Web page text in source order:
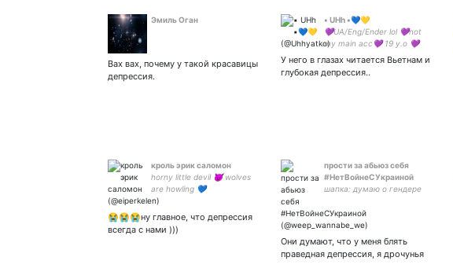
Эмиль Оган
Вах вах, почему у такой красавицы
депрессия.
▪️ UHh ▪️💙💛
💜UA/Eng/Ender lol 💜not
my main acc💜 19 y.o 💜
вххаха ноу ноу ноу 💜
multifandom and OC artist
У него в глазах читается Вьетнам и
глубокая депрессия..
кроль эрик саломон
horny little devil 😈 wolves
are howling 💙
😭😭😭ну главное, что депрессия
всегда с нами )))
прости за абьюз себя
#НетВойнеСУкраиной
шапка: думаю о гендере
Они думают, что у меня блять
праведная депрессия, я дрочунья